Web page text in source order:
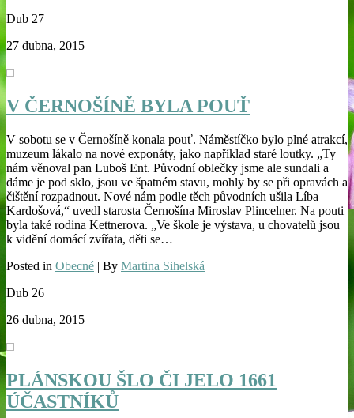
Dub 27
27 dubna, 2015
V ČERNOŠÍNĚ BYLA POUŤ
V sobotu se v Černošíně konala pouť. Náměstíčko bylo plné atrakcí,
muzeum lákalo na nové exponáty, jako například staré loutky. „Ty
nám věnoval pan Luboš Ent. Původní oblečky jsme ale sundali a
dáme je pod sklo, jsou ve špatném stavu, mohly by se při opravách a
čištění rozpadnout. Nové nám podle těch původních ušila Líba
Kardošová,“ uvedl starosta Černošína Miroslav Plincelner. Na pouti
byla také rodina Kettnerova. „Ve škole je výstava, u chovatelů jsou
k vidění domácí zvířata, děti se…
Posted in Obecné | By Martina Sihelská
Dub 26
26 dubna, 2015
PLÁNSKOU ŠLO ČI JELO 1661
ÚČASTNÍKŮ